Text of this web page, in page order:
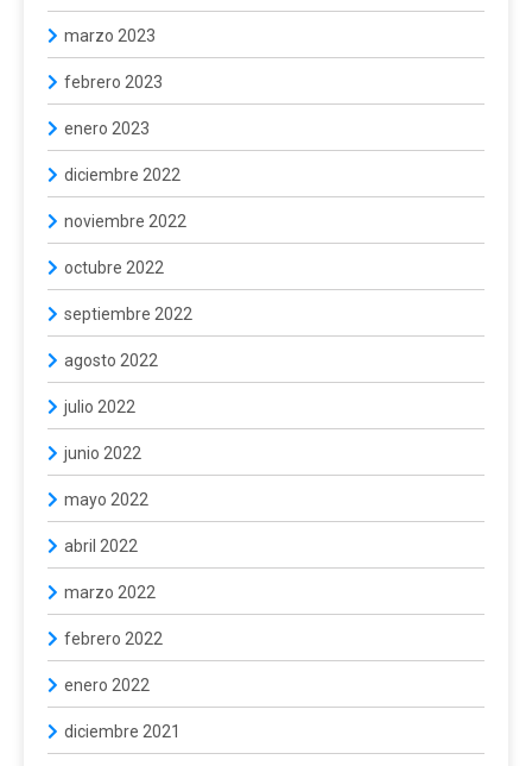
marzo 2023
febrero 2023
enero 2023
diciembre 2022
noviembre 2022
octubre 2022
septiembre 2022
agosto 2022
julio 2022
junio 2022
mayo 2022
abril 2022
marzo 2022
febrero 2022
enero 2022
diciembre 2021